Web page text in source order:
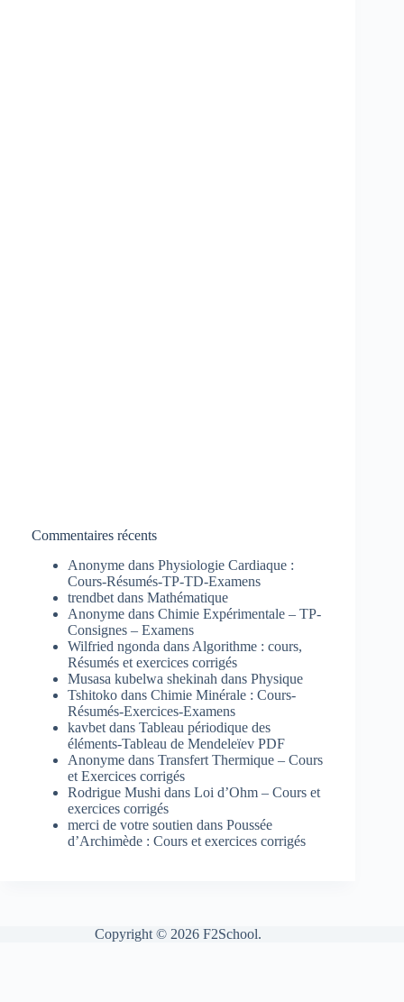
Commentaires récents
Anonyme dans Physiologie Cardiaque :
Cours-Résumés-TP-TD-Examens
trendbet dans Mathématique
Anonyme dans Chimie Expérimentale – TP-
Consignes – Examens
Wilfried ngonda dans Algorithme : cours,
Résumés et exercices corrigés
Musasa kubelwa shekinah dans Physique
Tshitoko dans Chimie Minérale : Cours-
Résumés-Exercices-Examens
kavbet dans Tableau périodique des
éléments-Tableau de Mendeleïev PDF
Anonyme dans Transfert Thermique – Cours
et Exercices corrigés
Rodrigue Mushi dans Loi d’Ohm – Cours et
exercices corrigés
merci de votre soutien dans Poussée
d’Archimède : Cours et exercices corrigés
Copyright © 2026 F2School.